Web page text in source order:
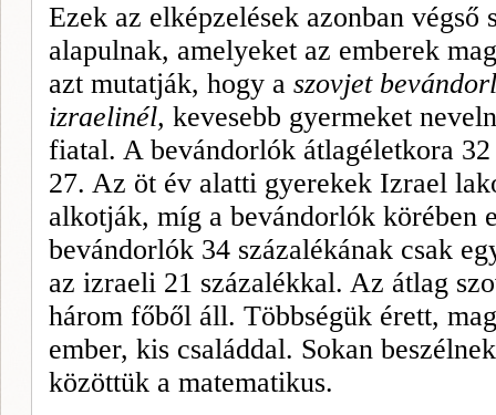
Ezek az elképzelések azonban
alapulnak, amelyeket az emberek
azt mutatják, hogy a szovjet
izraelinél, kevesebb gyermeket
fiatal. A bevándorlók átlagéletkora
27. Az öt év alatti gyerekek Izrael
alkotják, míg a beván­dorlók körében
bevándorlók 34 százalékának csak
az izraeli 21 százalékkal. Az átlag
három főből áll. Többségük érett,
ember, kis családdal. Sokan
közöttük a matematikus.